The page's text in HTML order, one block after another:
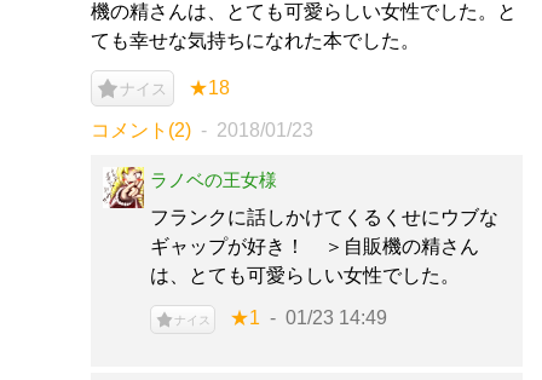
機の精さんは、とても可愛らしい女性でした。と
ても幸せな気持ちになれた本でした。
ナイス ★18
コメント(2) 2018/01/23
ラノベの王女様
フランクに話しかけてくるくせにウブな
ギャップが好き！ ＞自販機の精さん
は、とても可愛らしい女性でした。
ナイス ★1 01/23 14:49